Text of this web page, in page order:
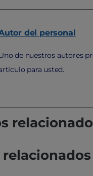
del personal
de nuestros autores
para usted.